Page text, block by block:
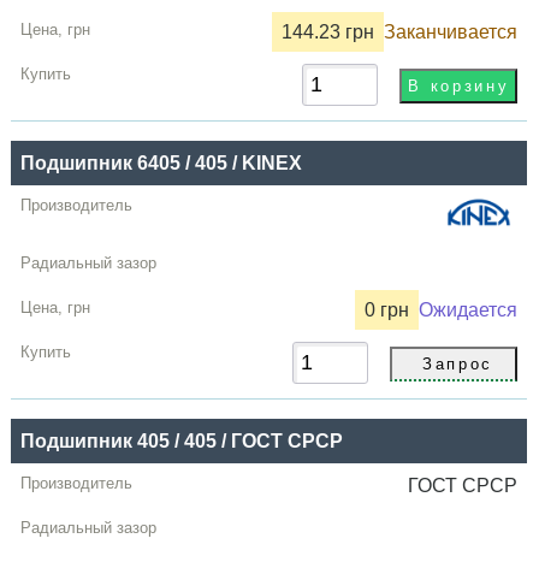
грн
Купить
144.23 грн Заканчивается
Подшипник 6405 / 405 / KINEX
0 грн Ожидается
Подшипник 405 / 405 / ГОСТ СРСР
ГОСТ СРСР